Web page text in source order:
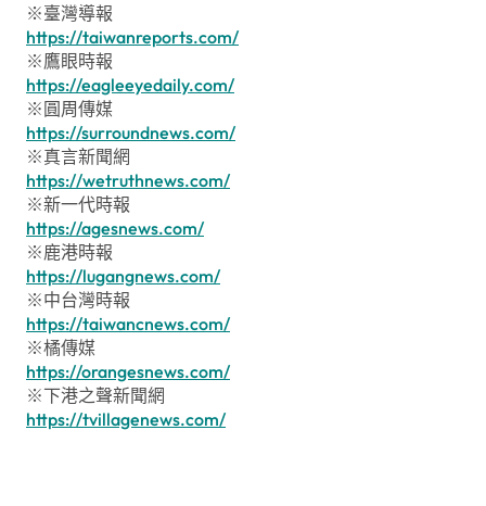
※臺灣導報
https://taiwanreports.com/
※鷹眼時報
https://eagleeyedaily.com/
※圓周傳媒
https://surroundnews.com/
※真言新聞網
https://wetruthnews.com/
※新一代時報
https://agesnews.com/
※鹿港時報
https://lugangnews.com/
※中台灣時報
https://taiwancnews.com/
※橘傳媒
https://orangesnews.com/
※下港之聲新聞網
https://tvillagenews.com/